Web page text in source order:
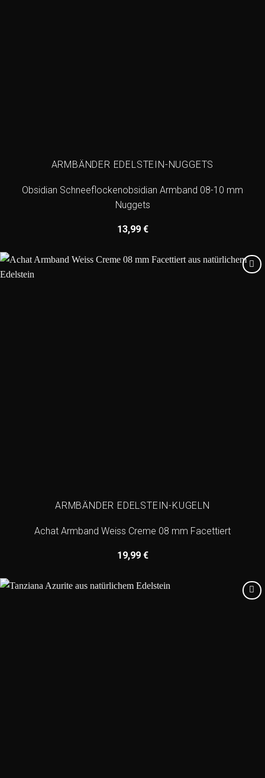
ARMBÄNDER EDELSTEIN-NUGGETS
Obsidian Schneeflockenobsidian Armband 08-10 mm
Nuggets
13,99 €
ARMBÄNDER EDELSTEIN-KUGELN
Achat Armband Weiss Creme 08 mm Facettiert
19,99 €